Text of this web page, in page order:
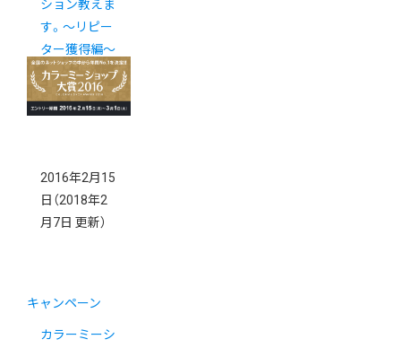
ション教えま
す。〜リピー
ター獲得編〜
【初心者向け】
2016年2月15
日 （2018年2
月7日 更新）
キャンペーン
カラーミーシ